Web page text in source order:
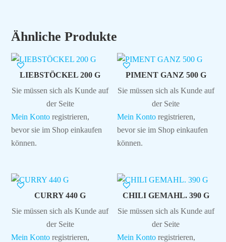
Ähnliche Produkte
LIEBSTÖCKEL 200 G
Sie müssen sich als Kunde auf
der Seite
Mein Konto registrieren,
bevor sie im Shop einkaufen
können.
PIMENT GANZ 500 G
Sie müssen sich als Kunde auf
der Seite
Mein Konto registrieren,
bevor sie im Shop einkaufen
können.
CURRY 440 G
Sie müssen sich als Kunde auf
der Seite
Mein Konto registrieren,
CHILI GEMAHL. 390 G
Sie müssen sich als Kunde auf
der Seite
Mein Konto registrieren,